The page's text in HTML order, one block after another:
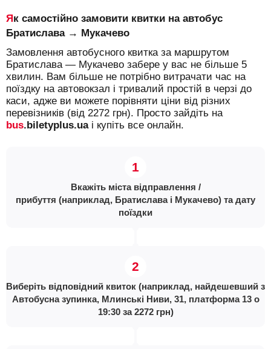
Як самостійно замовити квитки на автобус
Братислава → Мукачево
Замовлення автобусного квитка за маршрутом
Братислава — Мукачево забере у вас не більше 5
хвилин. Вам більше не потрібно витрачати час на
поїздку на автовокзал і тривалий простій в черзі до
каси, адже ви можете порівняти ціни від різних
перевізників (від 2272 грн). Просто зайдіть на
bus.biletyplus.uaі купіть все онлайн.
Вкажіть міста відправлення /
прибуття (наприклад, Братислава і Мукачево) та дату
поїздки
Виберіть відповідний квиток (наприклад, найдешевший з
Автобусна зупинка, Млинські Ниви, 31, платформа 13 о
19:30 за 2272 грн)